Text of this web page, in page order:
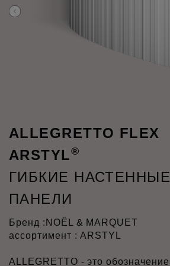
ALLEGRETTO FLEX
ARSTYL®
ГИБКИЕ НАСТЕННЫЕ
ПАНЕЛИ
Бренд : NOËL & MARQUET
ассортимент : ARSTYL
ALLEGRETTO - это обозначение